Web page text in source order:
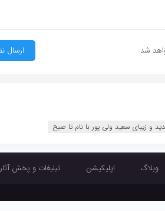
شد
و زیبای سعید ولی پور با نام تا صبح
وبلاگ اپلیکیشن تبلیغات و پخش آثار